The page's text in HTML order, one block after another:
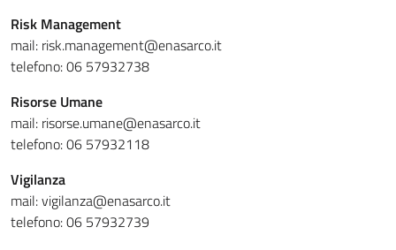
Risk Management
mail: risk.management@enasarco.it
telefono: 06 57932738
Risorse Umane
mail: risorse.umane@enasarco.it
telefono: 06 57932118
Vigilanza
mail: vigilanza@enasarco.it
telefono: 06 57932739